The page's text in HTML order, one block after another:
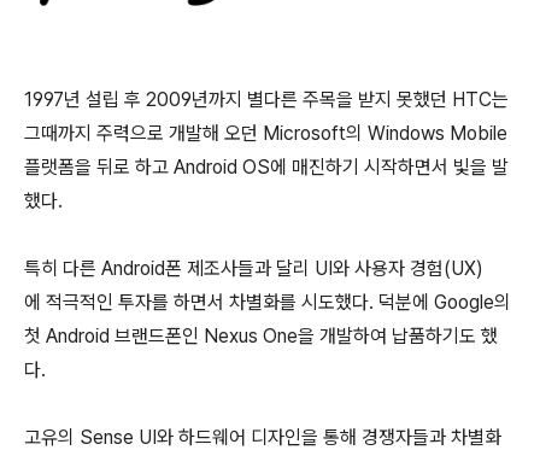
1997년 설립 후 2009년까지 별다른 주목을 받지 못했던 HTC는
그때까지 주력으로 개발해 오던 Microsoft의 Windows Mobile
플랫폼을 뒤로 하고 Android OS에 매진하기 시작하면서 빛을 발
했다.
특히 다른 Android폰 제조사들과 달리 UI와 사용자 경험(UX)
에 적극적인 투자를 하면서 차별화를 시도했다. 덕분에 Google의
첫 Android 브랜드폰인 Nexus One을 개발하여 납품하기도 했
다.
고유의 Sense UI와 하드웨어 디자인을 통해 경쟁자들과 차별화